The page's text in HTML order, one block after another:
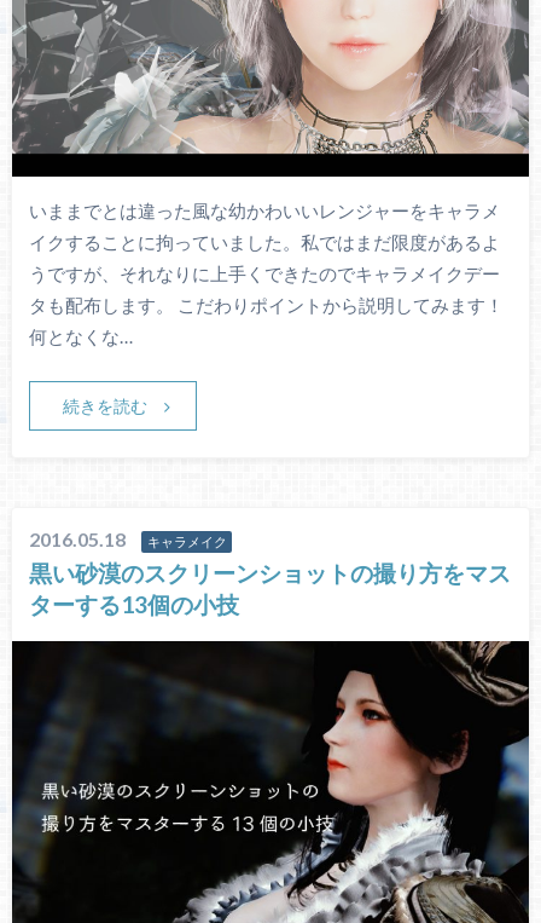
いままでとは違った風な幼かわいいレンジャーをキャラメ
イクすることに拘っていました。私ではまだ限度があるよ
うですが、それなりに上手くできたのでキャラメイクデー
タも配布します。 こだわりポイントから説明してみます！
何となくな…
続きを読む
2016.05.18 キャラメイク
黒い砂漠のスクリーンショットの撮り方をマス
ターする13個の小技